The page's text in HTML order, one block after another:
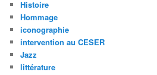
Histoire
Hommage
iconographie
intervention au CESER
Jazz
littérature